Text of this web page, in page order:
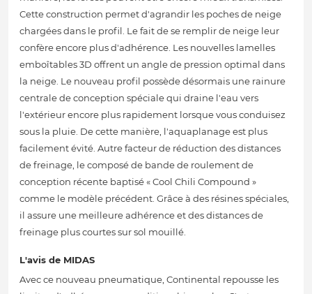
Cette construction permet d'agrandir les poches de neige
chargées dans le profil. Le fait de se remplir de neige leur
confère encore plus d'adhérence. Les nouvelles lamelles
emboîtables 3D offrent un angle de pression optimal dans
la neige. Le nouveau profil possède désormais une rainure
centrale de conception spéciale qui draine l'eau vers
l'extérieur encore plus rapidement lorsque vous conduisez
sous la pluie. De cette manière, l'aquaplanage est plus
facilement évité. Autre facteur de réduction des distances
de freinage, le composé de bande de roulement de
conception récente baptisé « Cool Chili Compound »
comme le modèle précédent. Grâce à des résines spéciales,
il assure une meilleure adhérence et des distances de
freinage plus courtes sur sol mouillé.
L'avis de MIDAS
Avec ce nouveau pneumatique, Continental repousse les